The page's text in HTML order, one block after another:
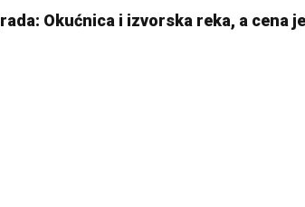
Okućnica i izvorska reka, a cena